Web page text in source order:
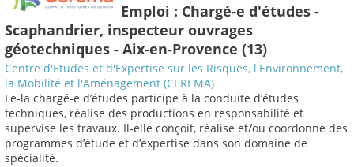
Emploi : Chargé-e d'études -
Scaphandrier, inspecteur ouvrages
géotechniques - Aix-en-Provence (13)
Centre d'Etudes et d'Expertise sur les Risques, l'Environnement,
la Mobilité et l'Aménagement (CEREMA)
Le-la chargé-e d’études participe à la conduite d’études
techniques, réalise des productions en responsabilité et
supervise les travaux. Il-elle conçoit, réalise et/ou coordonne des
programmes d’étude et d’expertise dans son domaine de
spécialité.